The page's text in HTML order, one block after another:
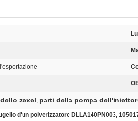
zexel, parti della pompa
d'un polverizzatore DLLA140PN003,